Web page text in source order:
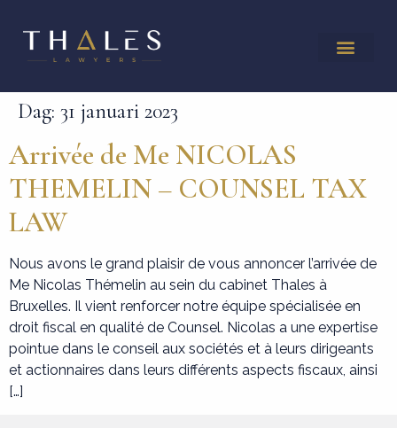
Dag: 31 januari 2023
Arrivée de Me NICOLAS
THEMELIN – COUNSEL TAX
LAW
Nous avons le grand plaisir de vous annoncer l’arrivée de
Me Nicolas Thémelin au sein du cabinet Thales à
Bruxelles. Il vient renforcer notre équipe spécialisée en
droit fiscal en qualité de Counsel. Nicolas a une expertise
pointue dans le conseil aux sociétés et à leurs dirigeants
et actionnaires dans leurs différents aspects fiscaux, ainsi
[…]